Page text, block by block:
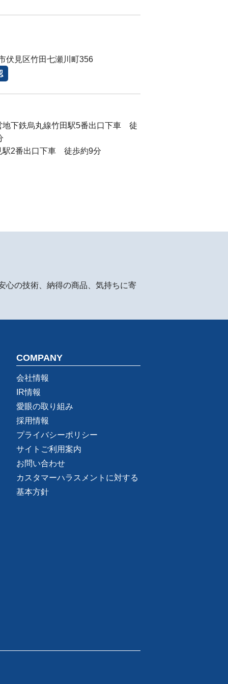
伏見区竹田七瀬川町356
地下鉄烏丸線竹田駅5番出口下車 徒
駅2番出口下車 徒歩約9分
心の技術、納得の商品、気持ちに寄
COMPANY
会社情報
IR情報
愛眼の取り組み
採用情報
プライバシーポリシー
サイトご利用案内
お問い合わせ
カスタマーハラスメントに対する
基本方針